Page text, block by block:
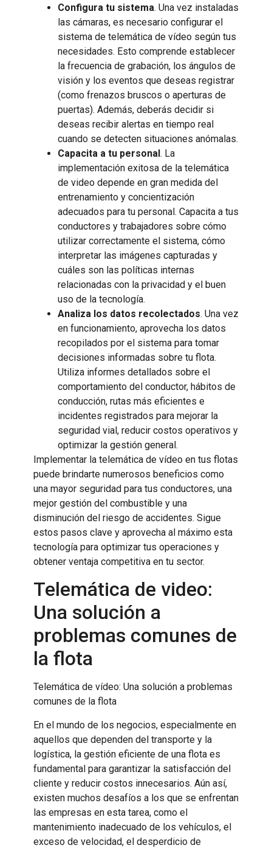
Configura tu sistema. Una vez instaladas
las cámaras, es necesario configurar el
sistema de telemática de vídeo según tus
necesidades. Esto comprende establecer
la frecuencia de grabación, los ángulos de
visión y los eventos que deseas registrar
(como frenazos bruscos o aperturas de
puertas). Además, deberás decidir si
deseas recibir alertas en tiempo real
cuando se detecten situaciones anómalas.
Capacita a tu personal. La
implementación exitosa de la telemática
de video depende en gran medida del
entrenamiento y concientización
adecuados para tu personal. Capacita a tus
conductores y trabajadores sobre cómo
utilizar correctamente el sistema, cómo
interpretar las imágenes capturadas y
cuáles son las políticas internas
relacionadas con la privacidad y el buen
uso de la tecnología.
Analiza los datos recolectados. Una vez
en funcionamiento, aprovecha los datos
recopilados por el sistema para tomar
decisiones informadas sobre tu flota.
Utiliza informes detallados sobre el
comportamiento del conductor, hábitos de
conducción, rutas más eficientes e
incidentes registrados para mejorar la
seguridad vial, reducir costos operativos y
optimizar la gestión general.
Implementar la telemática de vídeo en tus flotas
puede brindarte numerosos beneficios como
una mayor seguridad para tus conductores, una
mejor gestión del combustible y una
disminución del riesgo de accidentes. Sigue
estos pasos clave y aprovecha al máximo esta
tecnología para optimizar tus operaciones y
obtener ventaja competitiva en tu sector.
Telemática de video:
Una solución a
problemas comunes de
la flota
Telemática de vídeo: Una solución a problemas
comunes de la flota
En el mundo de los negocios, especialmente en
aquellos que dependen del transporte y la
logística, la gestión eficiente de una flota es
fundamental para garantizar la satisfacción del
cliente y reducir costos innecesarios. Aún así,
existen muchos desafíos a los que se enfrentan
las empresas en esta tarea, como el
mantenimiento inadecuado de los vehículos, el
exceso de velocidad, el desperdicio de